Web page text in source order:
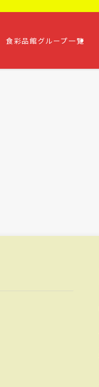
食彩品館グループ一覧